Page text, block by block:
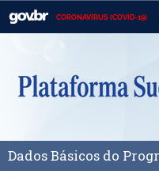
CORONAVÍRUS (COVID-19)
Casa Civil
Ministério da Defesa
Ministério da Economia
Dados Básicos do